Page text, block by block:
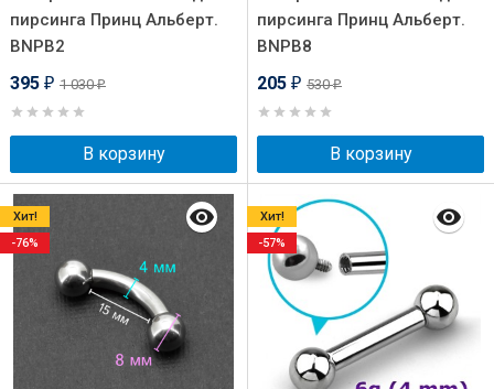
пирсинга Принц Альберт.
BNPB2
395 ₽ 1 030₽
В корзину
пирсинга Принц Альберт.
BNPB8
205 ₽ 530₽
В корзину
Хит!
-76%
Хит!
-57%